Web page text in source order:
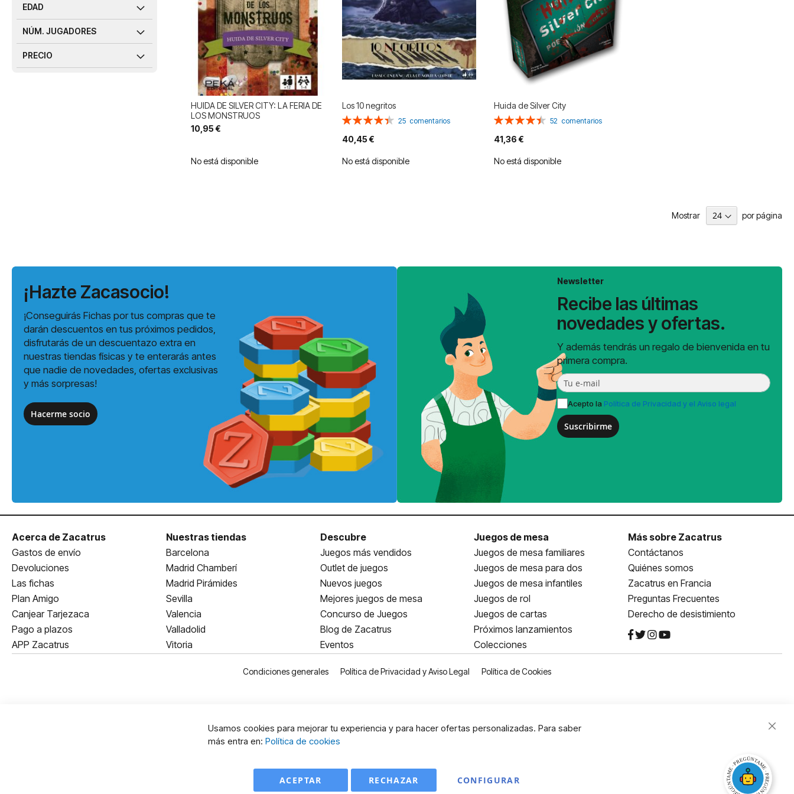
HUIDA DE SILVER CITY: LA FERIA DE
LOS MONSTRUOS
10,95 €
No está disponible
Los 10 negritos
Valoración:
25 comentarios
40,45 €
No está disponible
Huida de Silver City
Valoración:
52 comentarios
41,36 €
No está disponible
Mostrar por página
EDAD
NÚM. JUGADORES
PRECIO
¡Hazte Zacasocio!
¡Conseguirás Fichas por tus compras que te
darán descuentos en tus próximos pedidos,
disfrutarás de un descuentazo extra en
nuestras tiendas físicas y te enterarás antes
que nadie de novedades, ofertas exclusivas
y más sorpresas!
Hacerme socio
Newsletter
Recibe las últimas
novedades y ofertas.
Y además tendrás un regalo de bienvenida en tu
primera compra.
Acepto la Política de Privacidad y el Aviso legal
Suscribirme
Acerca de Zacatrus
Gastos de envío
Devoluciones
Las fichas
Plan Amigo
Canjear Tarjezaca
Pago a plazos
APP Zacatrus
Nuestras tiendas
Barcelona
Madrid Chamberí
Madrid Pirámides
Sevilla
Valencia
Valladolid
Vitoria
Descubre
Juegos más vendidos
Outlet de juegos
Nuevos juegos
Mejores juegos de mesa
Concurso de Juegos
Blog de Zacatrus
Eventos
Juegos de mesa
Juegos de mesa familiares
Juegos de mesa para dos
Juegos de mesa infantiles
Juegos de rol
Juegos de cartas
Próximos lanzamientos
Colecciones
Más sobre Zacatrus
Contáctanos
Quiénes somos
Zacatrus en Francia
Preguntas Frecuentes
Derecho de desistimiento
Condiciones generales Política de Privacidad y Aviso Legal Política de Cookies
Usamos cookies para mejorar tu experiencia y para hacer ofertas personalizadas. Para saber
más entra en: Política de cookies
ACEPTAR CONFIGURAR
RECHAZAR